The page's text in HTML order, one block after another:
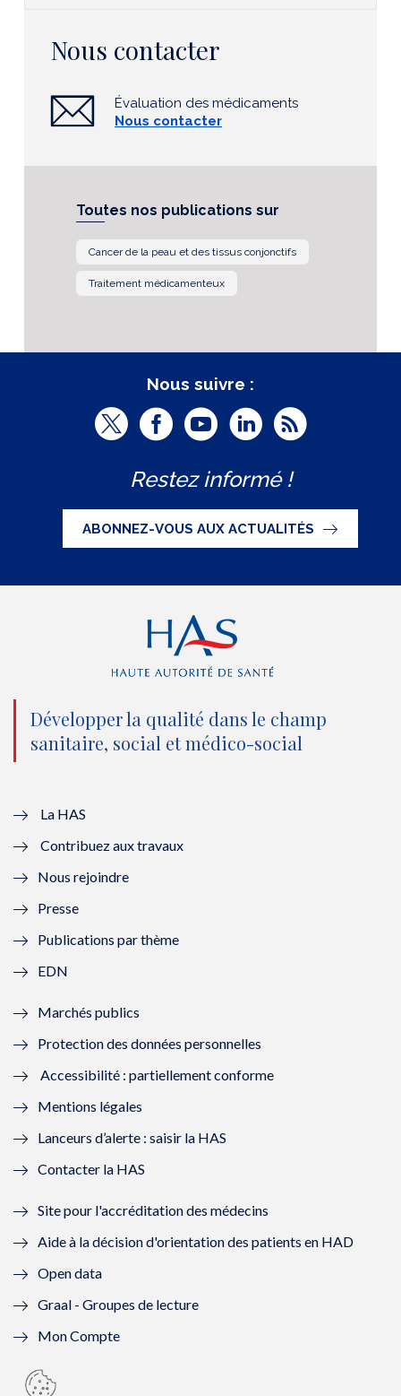
Nous contacter
Évaluation des médicaments
Nous contacter
Toutes nos publications sur
Cancer de la peau et des tissus conjonctifs
Traitement médicamenteux
Nous suivre :
T
i
t
t
e
n
o
u
l
l
f
n
ê
t
r
e
)
F
c
e
b
o
o
k
(
n
o
e
e
n
ê
r
)
Y
u
t
u
b
e
(
n
o
u
ê
t
e
L
n
k
e
d
(
n
o
ê
)
R
Restez informé !
ABONNEZ-VOUS AUX ACTUALITÉS
Développer la qualité dans le champ
sanitaire, social et médico-social
La HAS
Contribuez aux travaux
Nous rejoindre
Presse
Publications par thème
EDN
Marchés publics
Protection des données personnelles
Accessibilité : partiellement conforme
Mentions légales
Lanceurs d’alerte : saisir la HAS
Contacter la HAS
Site pour l'accréditation des médecins
Aide à la décision d'orientation des patients en HAD
Open data
Graal - Groupes de lecture
Mon Compte